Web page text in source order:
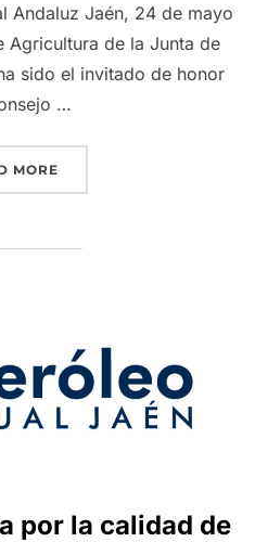
Andaluz Jaén, 24 de mayo
Agricultura de la Junta de
sido el invitado de honor
…
MORE
por la calidad de